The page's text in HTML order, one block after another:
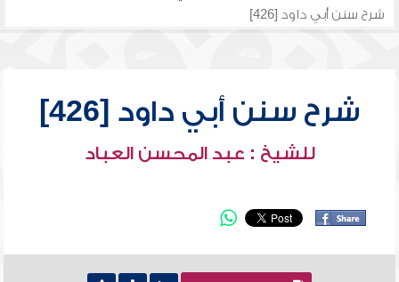
شرح سنن أبي داود [426]
شرح سنن أبي داود [426]
للشيخ : عبد المحسن العباد